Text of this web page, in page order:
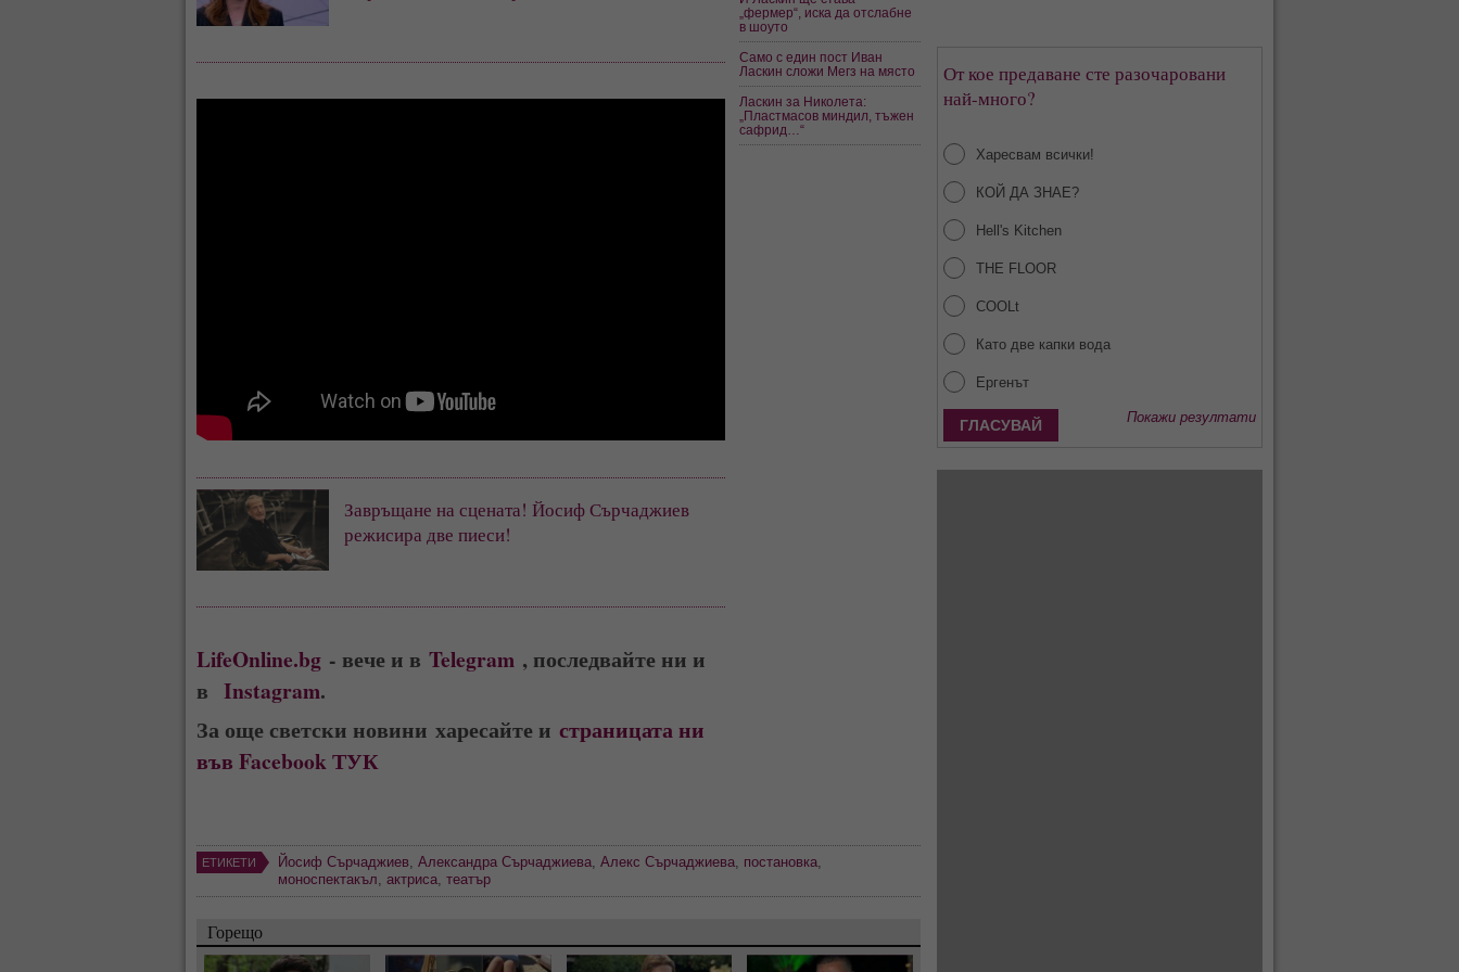
Завръщане на сцената! Йосиф Сърчаджиев
режисира две пиеси!
LifeOnline.bg - вече и в Telegram , последвайте ни и
в Instagram.
За още светски новини харесайте и страницата ни
във Facebook ТУК
„фермер“, иска да отслабне
в шоуто
Само с един пост Иван
Ласкин сложи Мегз на място
Ласкин за Николета:
„Пластмасов миндил, тъжен
сафрид…“
ЕТИКЕТИ Йосиф Сърчаджиев, Александра Сърчаджиева, Алекс Сърчаджиева, постановка,
моноспектакъл, актриса, театър
Горещо
От кое предаване сте разочаровани
най-много?
Харесвам всички!
КОЙ ДА ЗНАЕ?
Hell's Kitchen
THE FLOOR
COOLt
Като две капки вода
Ергенът
Покажи резултати